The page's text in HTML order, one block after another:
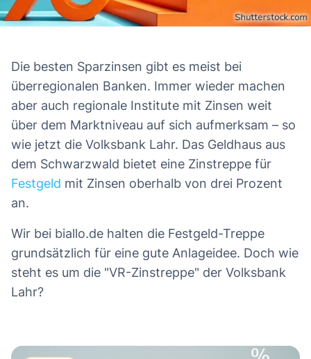
Das erwartet Sie in diesem Artikel
So funktioniert die Festgeld-Treppe der Volksbank
Das gilt es bei solchen Angeboten zu beachten
Selbst zu vergleichen, lohnt sich
Die besten Sparzinsen gibt es meist bei
überregionalen Banken. Immer wieder machen
aber auch regionale Institute mit Zinsen weit
über dem Marktniveau auf sich aufmerksam – so
wie jetzt die Volksbank Lahr. Das Geldhaus aus
dem Schwarzwald bietet eine Zinstreppe für
Festgeld mit Zinsen oberhalb von drei Prozent
an.
Wir bei biallo.de halten die Festgeld-Treppe
grundsätzlich für eine gute Anlageidee. Doch wie
steht es um die "VR-Zinstreppe" der Volksbank
Lahr?